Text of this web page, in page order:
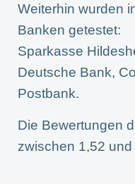
Weiterhin wurden
Banken getestet:
Sparkasse
Deutsche Bank,
Postbank.
Die Bewertungen
zwischen 1,52 und